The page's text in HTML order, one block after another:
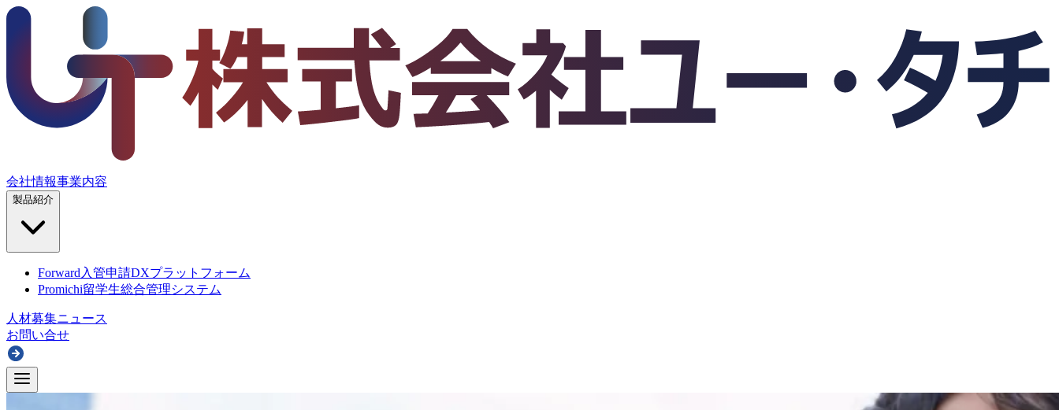
会社情報事業内容
製品紹介
Forward 入管申請DXプラットフォーム
Promichi留学生総合管理システム
人材募集ニュース
お問い合せ